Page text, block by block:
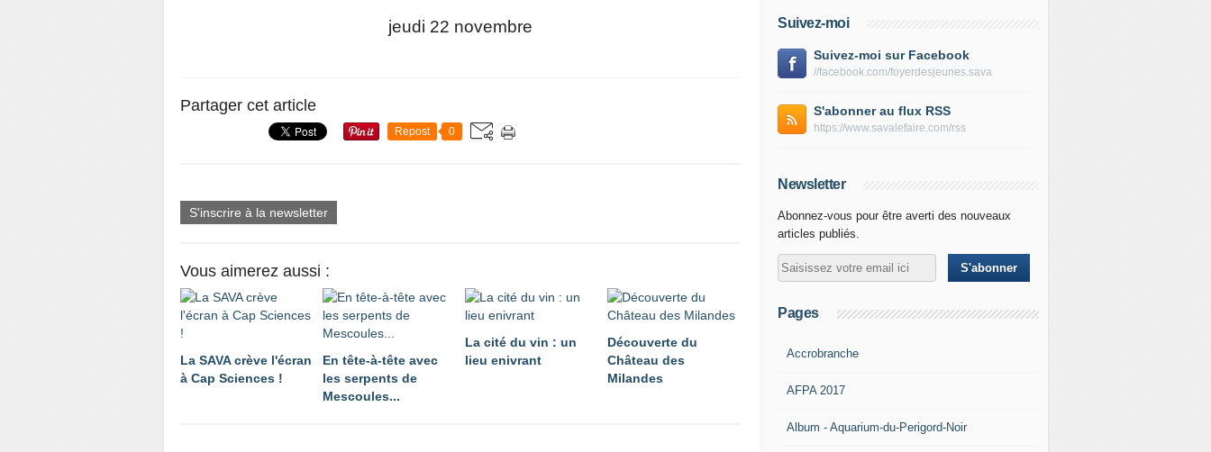
jeudi 22 novembre
Partager cet article
Repost 0
S'inscrire à la newsletter
Vous aimerez aussi :
La SAVA crève l'écran
à Cap Sciences !
En tête-à-tête avec
les serpents de
Mescoules...
La cité du vin : un
lieu enivrant
Découverte du
Château des
Milandes
Suivez-moi
Suivez-moi sur Facebook
//facebook.com/foyerdesjeunes.sava
S'abonner au flux RSS
https://www.savalefaire.com/rss
Newsletter
Abonnez-vous pour être averti des nouveaux
articles publiés.
Pages
Accrobranche
AFPA 2017
Album - Aquarium-du-Perigord-Noir